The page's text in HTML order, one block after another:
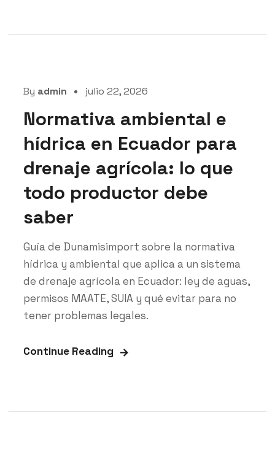
By admin julio 22, 2026
Normativa ambiental e
hídrica en Ecuador para
drenaje agrícola: lo que
todo productor debe
saber
Guía de Dunamisimport sobre la normativa
hídrica y ambiental que aplica a un sistema
de drenaje agrícola en Ecuador: ley de aguas,
permisos MAATE, SUIA y qué evitar para no
tener problemas legales.
Continue Reading